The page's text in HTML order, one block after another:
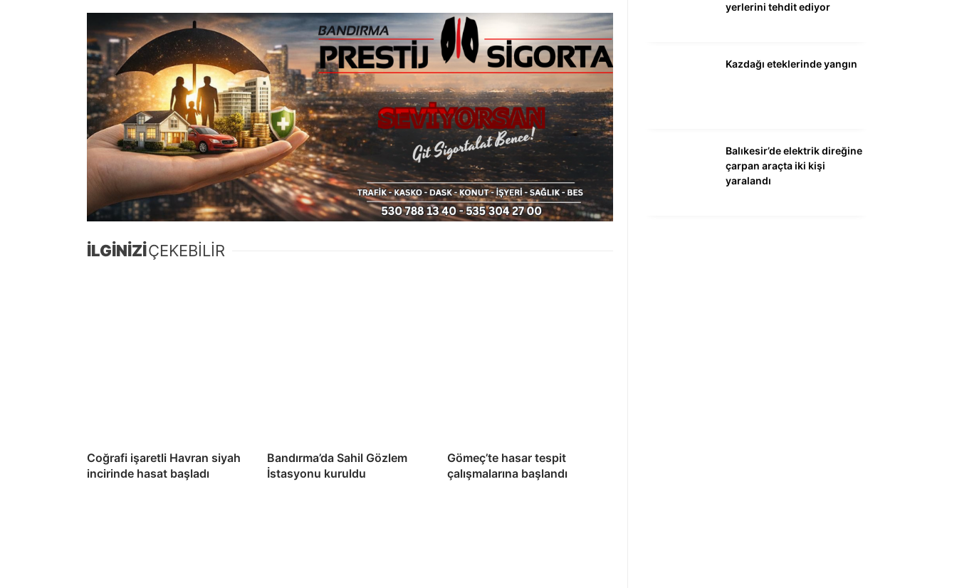
İLGİNİZİÇEKEBİLİR
Coğrafi işaretli Havran siyah
incirinde hasat başladı
Bandırma’da Sahil Gözlem
İstasyonu kuruldu
Gömeç’te hasar tespit
çalışmalarına başlandı
yerlerini tehdit ediyor
Kazdağı eteklerinde yangın
Balıkesir’de elektrik direğine
çarpan araçta iki kişi
yaralandı